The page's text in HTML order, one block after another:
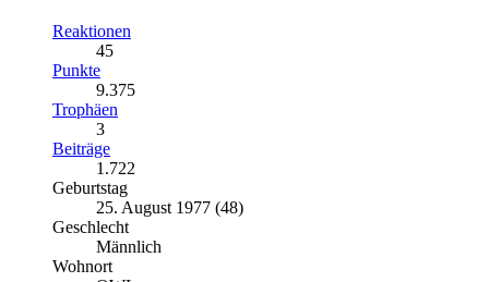
Reaktionen
45
Punkte
9.375
Trophäen
3
Beiträge
1.722
Geburtstag
25. August 1977 (48)
Geschlecht
Männlich
Wohnort